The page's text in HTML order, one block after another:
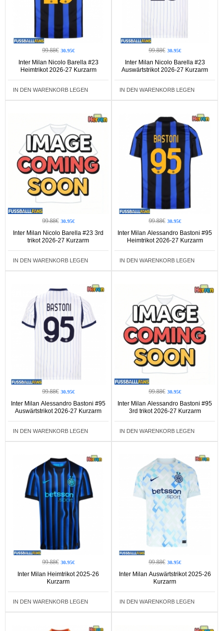
99.88€ 30.95€
Inter Milan Nicolo Barella #23
Heimtrikot 2026-27 Kurzarm
IN DEN WARENKORB LEGEN
99.88€ 30.95€
Inter Milan Nicolo Barella #23
Auswärtstrikot 2026-27 Kurzarm
IN DEN WARENKORB LEGEN
99.88€ 30.95€
Inter Milan Nicolo Barella #23 3rd
trikot 2026-27 Kurzarm
IN DEN WARENKORB LEGEN
99.88€ 30.95€
Inter Milan Alessandro Bastoni #95
Heimtrikot 2026-27 Kurzarm
IN DEN WARENKORB LEGEN
99.88€ 30.95€
Inter Milan Alessandro Bastoni #95
Auswärtstrikot 2026-27 Kurzarm
IN DEN WARENKORB LEGEN
99.88€ 30.95€
Inter Milan Alessandro Bastoni #95
3rd trikot 2026-27 Kurzarm
IN DEN WARENKORB LEGEN
99.88€ 30.95€
Inter Milan Heimtrikot 2025-26
Kurzarm
IN DEN WARENKORB LEGEN
99.88€ 30.95€
Inter Milan Auswärtstrikot 2025-26
Kurzarm
IN DEN WARENKORB LEGEN